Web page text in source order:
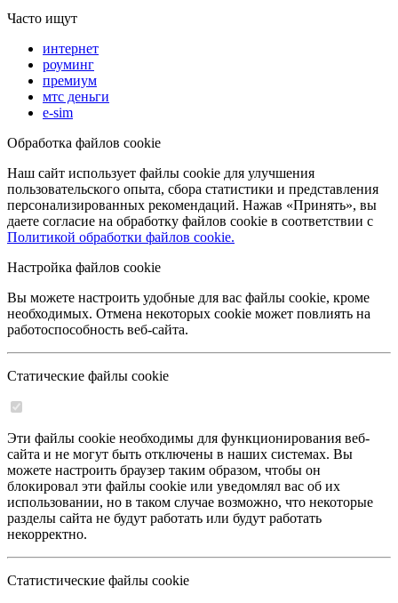
Часто ищут
интернет
роуминг
премиум
мтс деньги
e-sim
Обработка файлов cookie
Наш сайт использует файлы cookie для улучшения
пользовательского опыта, сбора статистики и представления
персонализированных рекомендаций. Нажав «Принять», вы
даете согласие на обработку файлов cookie в соответствии с
Политикой обработки файлов cookie.
Настройка файлов cookie
Вы можете настроить удобные для вас файлы cookie, кроме
необходимых. Отмена некоторых cookie может повлиять на
работоспособность веб-сайта.
Статические файлы cookie
Эти файлы cookie необходимы для функционирования веб-
сайта и не могут быть отключены в наших системах. Вы
можете настроить браузер таким образом, чтобы он
блокировал эти файлы cookie или уведомлял вас об их
использовании, но в таком случае возможно, что некоторые
разделы сайта не будут работать или будут работать
некорректно.
Статистические файлы cookie